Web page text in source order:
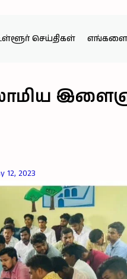
செய்திகள் எங்களை
12, 2023